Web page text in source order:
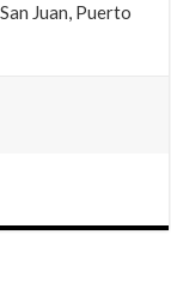
Juan, Puerto